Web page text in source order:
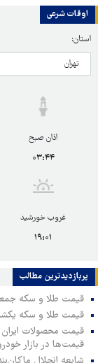
اوقات شرعی
استان:
اذان صبح
۰۳:۴۴
غروب خورشید
۱۹:۰۱
پربازدیدترین‌ مطالب
قیمت طلا و سکه جمعه ۱۶ مرداد ۱۴۰۵/ طلای ۱۸ عیار امروز
قیمت طلا و سکه یکشنبه ۱۱ مرداد ۱۴۰۵/ ریزش سنگین
قیمت‌ها در بازار